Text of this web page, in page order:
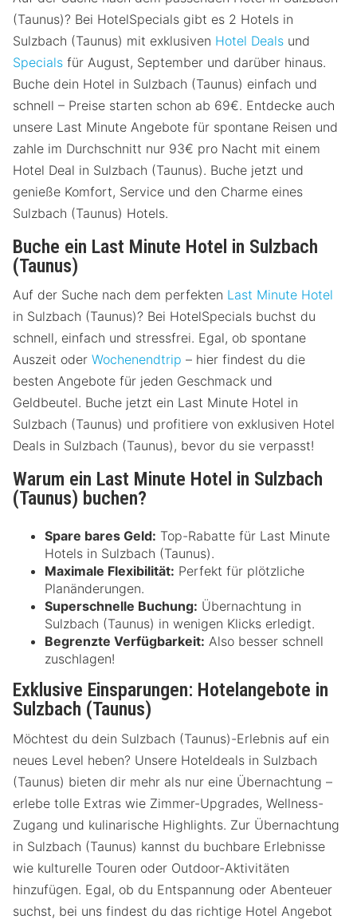
(Taunus)? Bei HotelSpecials gibt es 2 Hotels in
Sulzbach (Taunus) mit exklusiven Hotel Deals und
Specials für August, September und darüber hinaus.
Buche dein Hotel in Sulzbach (Taunus) einfach und
schnell – Preise starten schon ab 69€. Entdecke auch
unsere Last Minute Angebote für spontane Reisen und
zahle im Durchschnitt nur 93€ pro Nacht mit einem
Hotel Deal in Sulzbach (Taunus). Buche jetzt und
genieße Komfort, Service und den Charme eines
Sulzbach (Taunus) Hotels.
Buche ein Last Minute Hotel in Sulzbach
(Taunus)
Auf der Suche nach dem perfekten Last Minute Hotel
in Sulzbach (Taunus)? Bei HotelSpecials buchst du
schnell, einfach und stressfrei. Egal, ob spontane
Auszeit oder Wochenendtrip – hier findest du die
besten Angebote für jeden Geschmack und
Geldbeutel. Buche jetzt ein Last Minute Hotel in
Sulzbach (Taunus) und profitiere von exklusiven Hotel
Deals in Sulzbach (Taunus), bevor du sie verpasst!
Warum ein Last Minute Hotel in Sulzbach
(Taunus) buchen?
Spare bares Geld: Top-Rabatte für Last Minute
Hotels in Sulzbach (Taunus).
Maximale Flexibilität: Perfekt für plötzliche
Planänderungen.
Superschnelle Buchung: Übernachtung in
Sulzbach (Taunus) in wenigen Klicks erledigt.
Begrenzte Verfügbarkeit: Also besser schnell
zuschlagen!
Exklusive Einsparungen: Hotelangebote in
Sulzbach (Taunus)
Möchtest du dein Sulzbach (Taunus)-Erlebnis auf ein
neues Level heben? Unsere Hoteldeals in Sulzbach
(Taunus) bieten dir mehr als nur eine Übernachtung –
erlebe tolle Extras wie Zimmer-Upgrades, Wellness-
Zugang und kulinarische Highlights. Zur Übernachtung
in Sulzbach (Taunus) kannst du buchbare Erlebnisse
wie kulturelle Touren oder Outdoor-Aktivitäten
hinzufügen. Egal, ob du Entspannung oder Abenteuer
suchst, bei uns findest du das richtige Hotel Angebot